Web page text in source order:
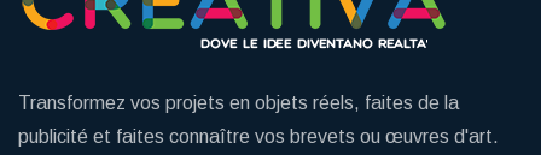
Transformez vos projets en objets réels, faites de la
publicité et faites connaître vos brevets ou œuvres d'art.